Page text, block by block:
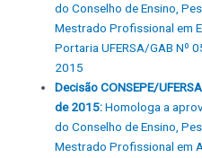
do Conselho de Ensino,
Mestrado Profissional em
Portaria UFERSA/GAB Nº
2015
Decisão CONSEPE/
de 2015:Homologa a
do Conselho de Ensino,
Mestrado Profissional em